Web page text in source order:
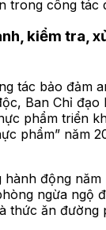
trong công tác
kiểm tra,
tác bảo đảm
Ban Chỉ đạo
phẩm triển
phẩm” năm
hành động năm
ngừa ngộ
thức ăn đường